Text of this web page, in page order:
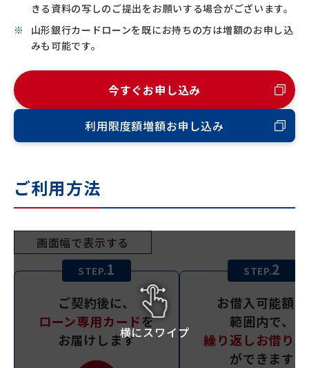
きる資料の写しのご提出をお願いする場合がございます。
山形銀行カードローンを既にお持ちの方は増額のお申し込
みも可能です。
今すぐお申し込み
利用限度額増額お申し込み
ご利用方法
画面幅で表示する
STEP.1
ご契約後に、
ローン専用カードを
お届けします
STEP.2
お借入可能額の
範囲内で、
繰り返しお借り
ができます
横にスワイプ